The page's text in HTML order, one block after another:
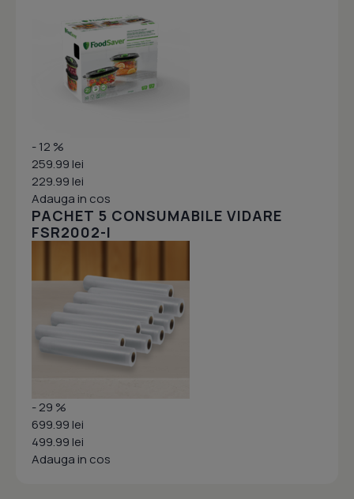
- 12 %
259.99 lei
229.99 lei
Adauga in cos
PACHET 5 CONSUMABILE VIDARE
FSR2002-I
- 29 %
699.99 lei
499.99 lei
Adauga in cos